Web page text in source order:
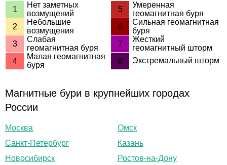
1
Нет заметных
возмущений
5
Умеренная
геомагнитная буря
2
Небольшие
возмущения
6
Сильная геомагнитная
буря
3
Слабая
геомагнитная буря
7
Жесткий
геомагнитный шторм
4
Малая геомагнитная
буря
8 Экстремальный шторм
Магнитные бури в крупнейших городах
России
Москва
Санкт-Петербург
Новосибирск
Омск
Казань
Ростов-на-Дону